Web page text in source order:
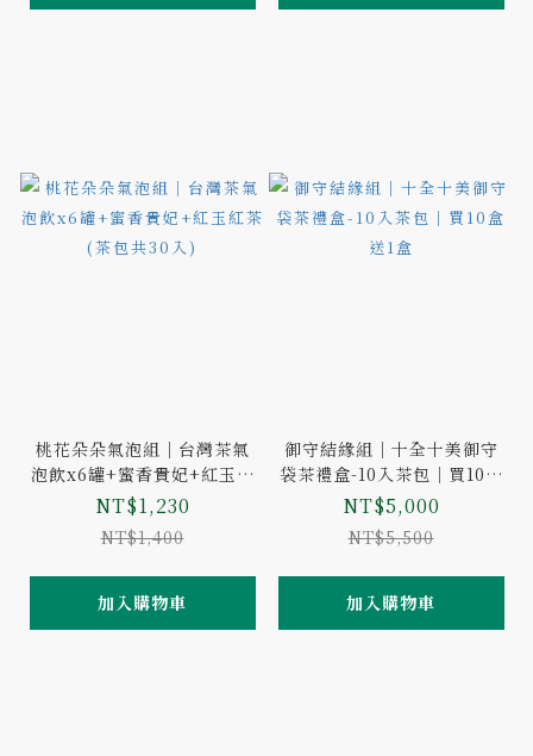
桃花朵朵氣泡組｜台灣茶氣
泡飲x6罐+蜜香貴妃+紅玉紅
茶(茶包共30入)
NT$1,230
NT$1,400
加入購物車
御守結緣組｜十全十美御守
袋茶禮盒-10入茶包｜買10盒
送1盒
NT$5,000
NT$5,500
加入購物車